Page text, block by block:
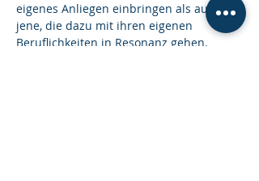
eigenes Anliegen einbringen als auch
jene, die dazu mit ihren eigenen
Beruflichkeiten in Resonanz gehen.